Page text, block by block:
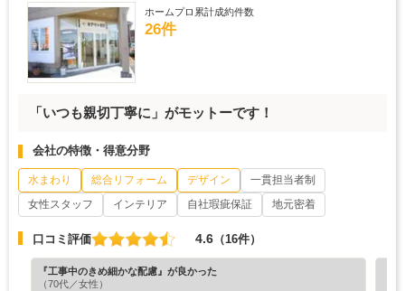
ホームプロ累計成約件数
26件
「いつも親切丁寧に」がモットーです！
会社の特徴・得意分野
水まわり 総合リフォーム デザイン
一貫担当者制
女性スタッフ
インテリア 自社瑕疵保証 地元密着
口コミ評価 4.6 （16件）
『工事中のきめ細かな配慮』が良かった
（70代／女性）